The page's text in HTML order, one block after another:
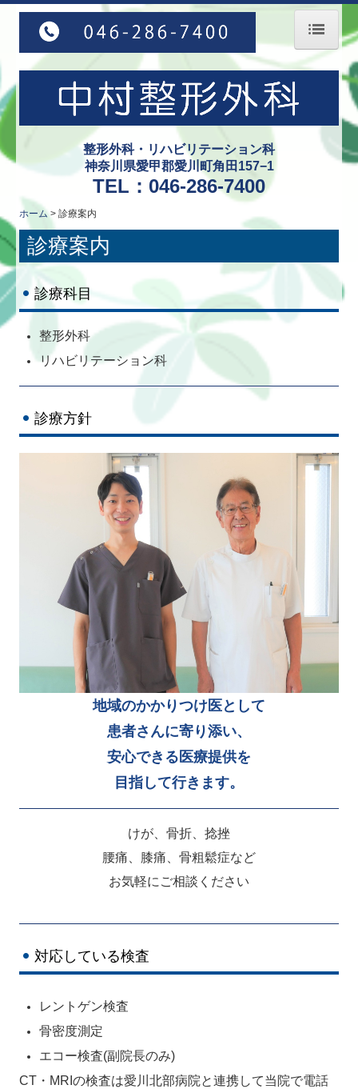
ホーム
診療案内
リハビリテーション
アクセス
採用情報（看護師 常勤）
採用情報（看護師 パート）
整形外科・リハビリテーション科
神奈川県愛甲郡愛川町角田157−1
TEL： 046-286-7400
ホーム 診療案内
診療案内
診療科目
整形外科
リハビリテーション科
診療方針
地域のかかりつけ医として
患者さんに寄り添い、
安心できる医療提供を
目指して行きます。
けが、骨折、捻挫
腰痛、膝痛、骨粗鬆症など
お気軽にご相談ください
対応している検査
レントゲン検査
骨密度測定
エコー検査(副院長のみ)
CT・MRIの検査は愛川北部病院と連携して当院で電話